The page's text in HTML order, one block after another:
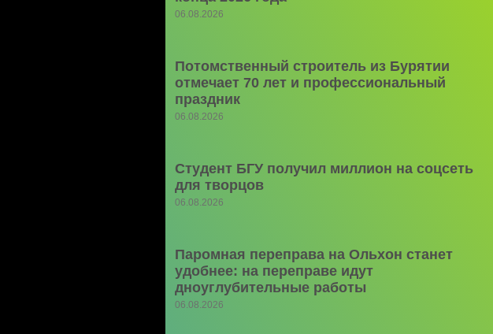
06.08.2026
Потомственный строитель из Бурятии
отмечает 70 лет и профессиональный
праздник
06.08.2026
Студент БГУ получил миллион на соцсеть
для творцов
06.08.2026
Паромная переправа на Ольхон станет
удобнее: на переправе идут
дноуглубительные работы
06.08.2026